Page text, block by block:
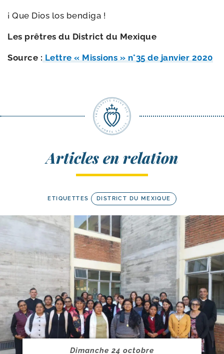
¡ Que Dios los bendiga !
Les prêtres du District du Mexique
Source :Lettre « Missions » n°35 de jan­vier 2020
Articles en relation
ETIQUETTES DISTRICT DU MEXIQUE
Dimanche 24 octobre